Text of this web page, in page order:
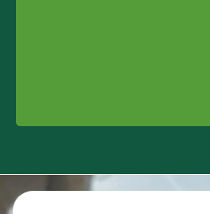
Contact info and colophone